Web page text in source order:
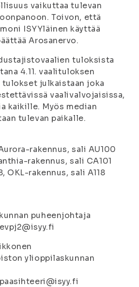
vaikuttaa tulevan
Toivon, että
ISYYläinen käyttää
Arosanervo.
tuloksista
4.11. vaalituloksen
julkaistaan joka
vaalivalvojaisissa,
kaikille. Myös median
tulevan paikalle.
rakennus, sali AU100
rakennus, sali CA101
OKL-rakennus, sali A118
puheenjohtaja
ylioppilaskunnan